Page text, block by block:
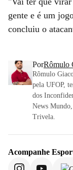
gente e é um
concluiu o
PorRômulo
Rômulo
pela UFOP,
dos
News
Trivela.
Acompanhe